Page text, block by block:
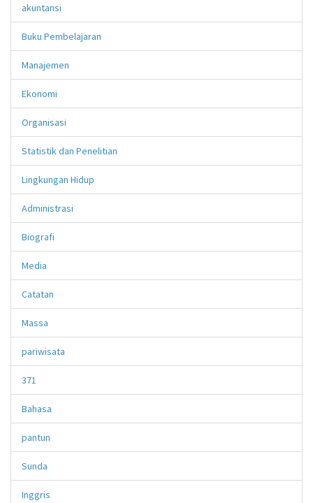
akuntansi
Buku Pembelajaran
Manajemen
Ekonomi
Organisasi
Statistik dan Penelitian
Lingkungan Hidup
Administrasi
Biografi
Media
Catatan
Massa
pariwisata
371
Bahasa
pantun
Sunda
Inggris